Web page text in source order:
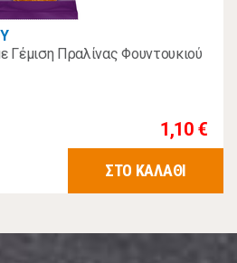
Γέμιση Πραλίνας Φουντουκιού
1,10 €
ΣΤΟ ΚΑΛΑΘΙ